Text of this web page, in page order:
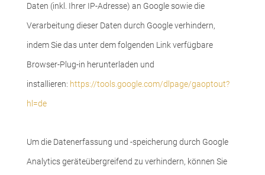
Daten (inkl. Ihrer IP-Adresse) an Google sowie die
Verarbeitung dieser Daten durch Google verhindern,
indem Sie das unter dem folgenden Link verfügbare
Browser-Plug-in herunterladen und
installieren: https://tools.google.com/dlpage/gaoptout?
hl=de
Um die Datenerfassung und -speicherung durch Google
Analytics geräteübergreifend zu verhindern, können Sie